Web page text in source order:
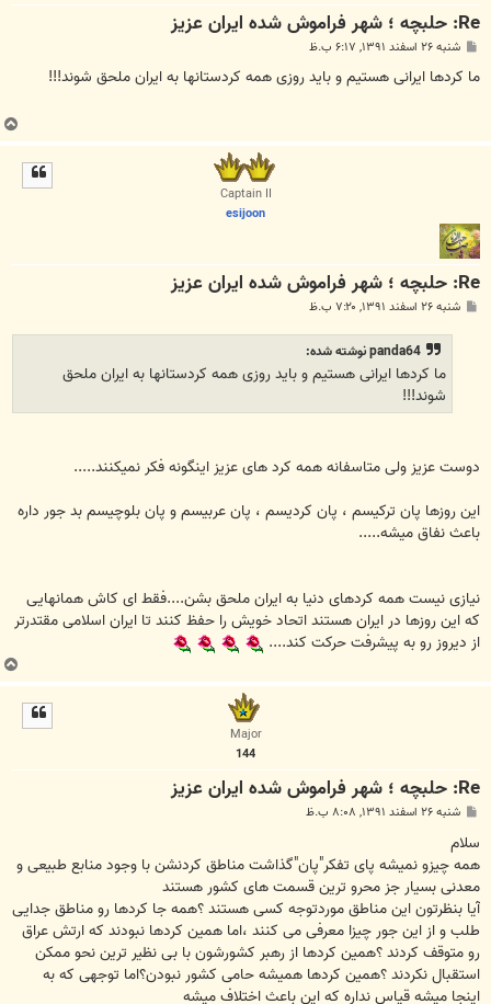
Re: حلبچه ؛ شهر فراموش شده ایران عزیز
ت
شنبه ۲۶ اسفند ۱۳۹۱, ۶:۱۷ ب.ظ
ما کردها ایرانی هستیم و باید روزی همه کردستانها به ایران ملحق شوند!!!
Captain II
esijoon
Re: حلبچه ؛ شهر فراموش شده ایران عزیز
شنبه ۲۶ اسفند ۱۳۹۱, ۷:۲۰ ب.ظ
panda64 نوشته شده:
ما کردها ایرانی هستیم و باید روزی همه کردستانها به ایران ملحق
شوند!!!
دوست عزیز ولی متاسفانه همه کرد های عزیز اینگونه فکر نمیکنند.....
این روزها پان ترکیسم ، پان کردیسم ، پان عربیسم و پان بلوچیسم بد جور داره
باعث نفاق میشه.....
نیازی نیست همه کردهای دنیا به ایران ملحق بشن....فقط ای کاش همانهایی
که این روزها در ایران هستند اتحاد خویش را حفظ کنند تا ایران اسلامی مقتدرتر
از دیروز رو به پیشرفت حرکت کند....
Major
144
Re: حلبچه ؛ شهر فراموش شده ایران عزیز
ت
شنبه ۲۶ اسفند ۱۳۹۱, ۸:۰۸ ب.ظ
سلام
همه چیزو نمیشه پای تفکر"پان"گذاشت مناطق کردنشن با وجود منابع طبیعی و
معدنی بسیار جز محرو ترین قسمت های کشور هستند
آیا بنظرتون این مناطق موردتوجه کسی هستند ؟همه جا کردها رو مناطق جدایی
طلب و از این جور چیزا معرفی می کنند ،اما همین کردها نبودند که ارتش عراق
رو متوقف کردند ؟همین کردها از رهبر کشورشون با بی نظیر ترین نحو ممکن
استقبال نکردند ؟همین کردها همیشه حامی کشور نبودن؟اما توجهی که به
اینجا میشه قیاس نداره که این باعث اختلاف میشه